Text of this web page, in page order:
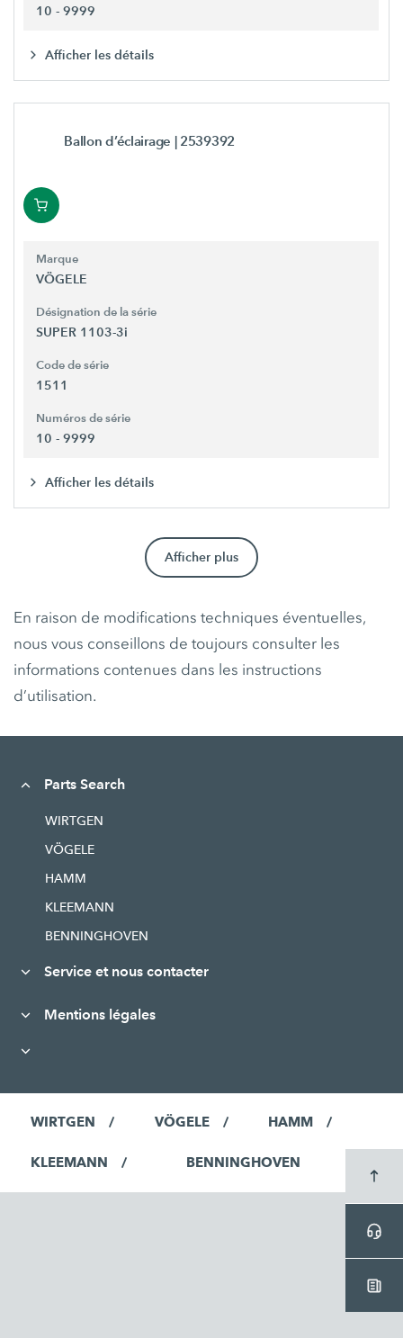
10 - 9999
Afficher les détails
Ballon d’éclairage | 2539392
Marque
VÖGELE
Désignation de la série
SUPER 1103-3i
Code de série
1511
Numéros de série
10 - 9999
Afficher les détails
Afficher plus
En raison de modifications techniques éventuelles,
nous vous conseillons de toujours consulter les
informations contenues dans les instructions
d’utilisation.
Parts Search
WIRTGEN
VÖGELE
HAMM
KLEEMANN
BENNINGHOVEN
Service et nous contacter
Mentions légales
WIRTGEN VÖGELE HAMM
KLEEMANN BENNINGHOVEN